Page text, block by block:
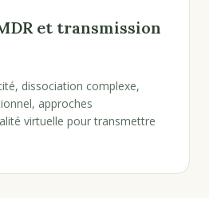
et transmission
dissociation complexe,
approches
virtuelle pour transmettre